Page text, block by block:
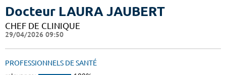
Docteur LAURA JAUBERT
CHEF DE CLINIQUE
29/04/2026 09:50
PROFESSIONNELS DE SANTÉ